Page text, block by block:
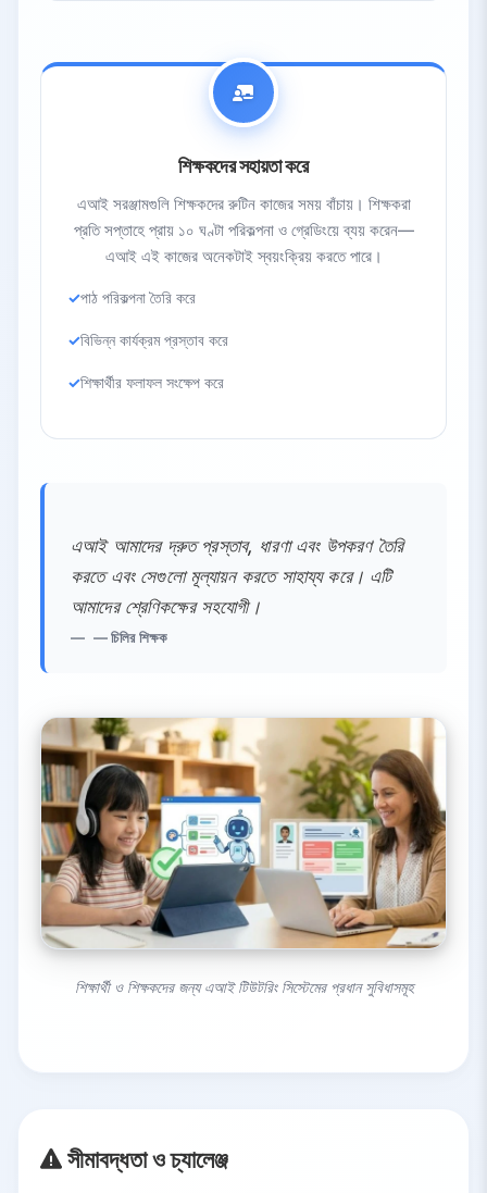
শিক্ষকদের সহায়তা করে
এআই সরঞ্জামগুলি শিক্ষকদের রুটিন কাজের সময় বাঁচায়। শিক্ষকরা
প্রতি সপ্তাহে প্রায় ১০ ঘণ্টা পরিকল্পনা ও গ্রেডিংয়ে ব্যয় করেন—
এআই এই কাজের অনেকটাই স্বয়ংক্রিয় করতে পারে।
পাঠ পরিকল্পনা তৈরি করে
বিভিন্ন কার্যক্রম প্রস্তাব করে
শিক্ষার্থীর ফলাফল সংক্ষেপ করে
এআই আমাদের দ্রুত প্রস্তাব, ধারণা এবং উপকরণ তৈরি
করতে এবং সেগুলো মূল্যায়ন করতে সাহায্য করে। এটি
আমাদের শ্রেণিকক্ষের সহযোগী।
— চিলির শিক্ষক
শিক্ষার্থী ও শিক্ষকদের জন্য এআই টিউটরিং সিস্টেমের প্রধান সুবিধাসমূহ
সীমাবদ্ধতা ও চ্যালেঞ্জ